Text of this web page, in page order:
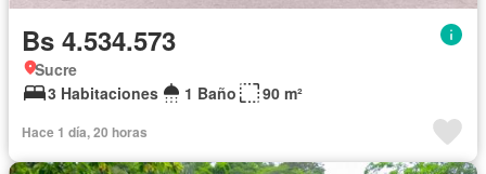
Bs 4.534.573
Sucre
3 Habitaciones
1 Baño 90 m²
Hace 1 día, 20 horas